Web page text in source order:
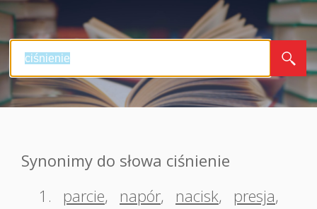
Synonimy do słowa ciśnienie
1.
parcie, napór, nacisk, presja,